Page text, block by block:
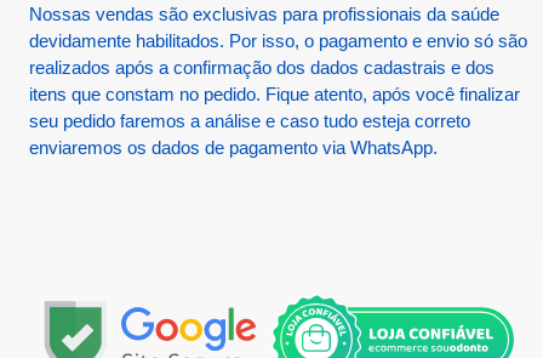
Nossas vendas são exclusivas para profissionais da saúde
devidamente habilitados. Por isso, o pagamento e envio só são
realizados após a confirmação dos dados cadastrais e dos
itens que constam no pedido. Fique atento, após você finalizar
seu pedido faremos a análise e caso tudo esteja correto
enviaremos os dados de pagamento via WhatsApp.